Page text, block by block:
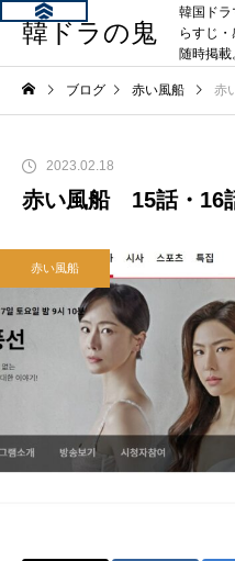
韓ドラの鬼
韓国ドラ
らすじ
随時掲載
ブログ 赤い風船 赤
2023.02.18
赤い風船 15話・16
赤い風船